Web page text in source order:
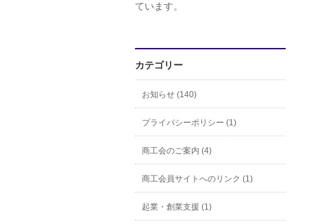
ています。
カテゴリー
お知らせ (140)
プライバシーポリシー (1)
商工会のご案内 (4)
商工会員サイトへのリンク (1)
起業・創業支援 (1)